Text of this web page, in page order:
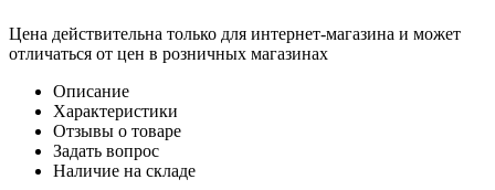
Цена действительна только для интернет-магазина и может
отличаться от цен в розничных магазинах
Описание
Характеристики
Отзывы о товаре
Задать вопрос
Наличие на складе